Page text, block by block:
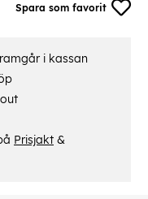
Spara som favorit
i kassan
Prisjakt &